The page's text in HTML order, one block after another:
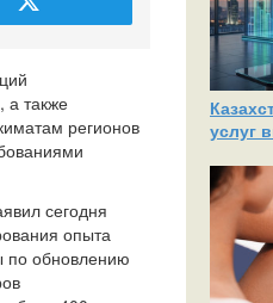
а также
регионов
сегодня
опыта
по обновлению
услуг